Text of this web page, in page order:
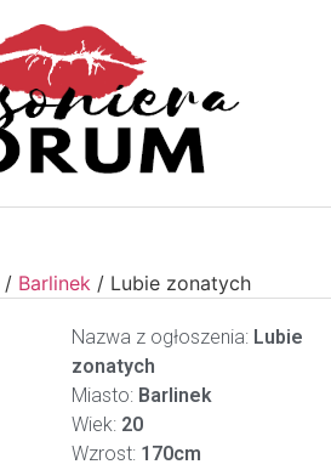
/ Barlinek / Lubie zonatych
Nazwa z ogłoszenia: Lubie
zonatych
Miasto: Barlinek
Wiek: 20
Wzrost: 170cm